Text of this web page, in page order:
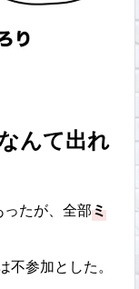
んて出れ
ったが、全部ミ
参加とした。